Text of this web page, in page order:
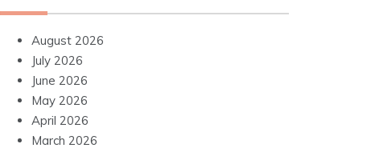
August 2026
July 2026
June 2026
May 2026
April 2026
March 2026